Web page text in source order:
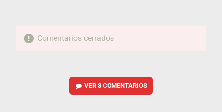
Comentarios cerrados
VER3 COMENTARIOS